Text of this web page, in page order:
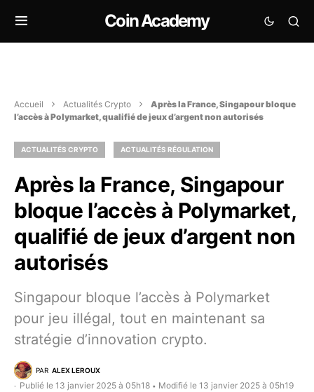
Coin Academy
Accueil Actualités Crypto
Après la France, Singapour bloque
l’accès à Polymarket, qualifié de jeux d’argent non autorisés
ACTUALITÉS CRYPTO ACTUALITÉS RÉGULATION
Après la France, Singapour
bloque l’accès à Polymarket,
qualifié de jeux d’argent non
autorisés
Singapour bloque l’accès à Polymarket
pour jeu illégal, tout en maintenant sa
stratégie d’innovation crypto.
PAR ALEX LEROUX
Publié le 13 janvier 2025 à 05h18 • Modifié le 13 janvier 2025 à 05h19